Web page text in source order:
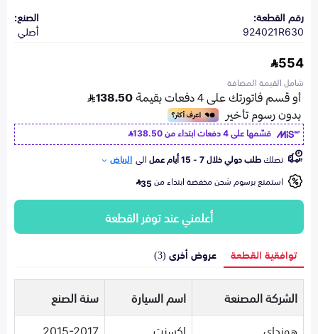
رقم القطعة:
924021R630
الصنع:
أصلي
554
شامل القيمة المضافة
قسّمها على 4 دفعات ابتداء من
138.50
تصلكطلب دولي خلال 7 - 15 أيام عمل الى الرياض
استمتع برسوم شحن مخفضة ابتداء من35
أعلمني عند توفر القطعة
توافقية القطعة عروض أخرى (3)
الشركة المصنعة اسم السيارة
سنة الصنع